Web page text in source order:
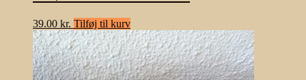
39.00 kr. Tilføj til kurv